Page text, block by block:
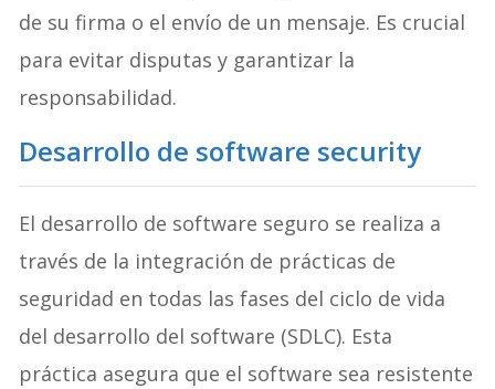
de su firma o el envío de un mensaje. Es crucial
para evitar disputas y garantizar la
responsabilidad.
Desarrollo de software security
El desarrollo de software seguro se realiza a
través de la integración de prácticas de
seguridad en todas las fases del ciclo de vida
del desarrollo del software (SDLC). Esta
práctica asegura que el software sea resistente